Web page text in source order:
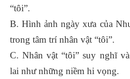
“tôi”.
B. Hình ảnh ngày xưa của
trong tâm trí nhân vật “tôi”.
C. Nhân vật “tôi” suy nghĩ
lai như những niềm hi vọng.